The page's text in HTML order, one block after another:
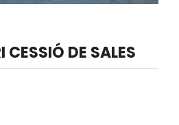
CESSIÓ DE SALES